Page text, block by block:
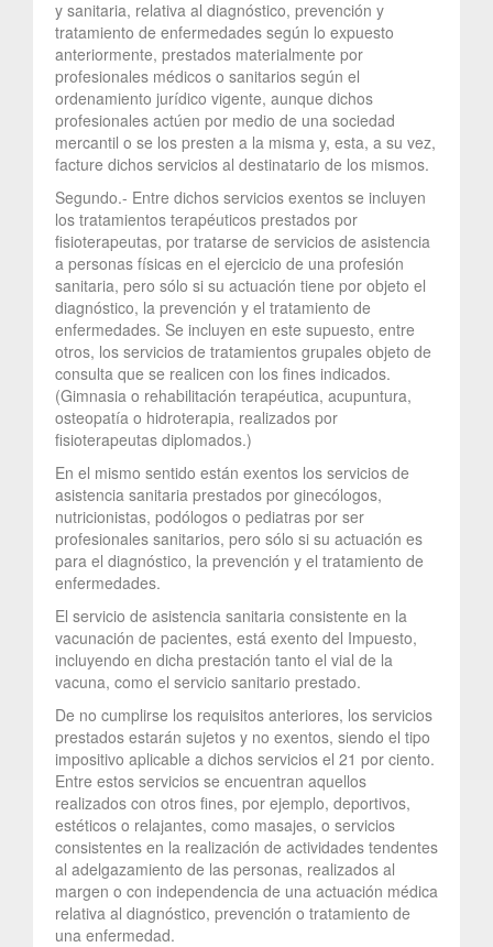
y sanitaria, relativa al diagnóstico, prevención y
tratamiento de enfermedades según lo expuesto
anteriormente, prestados materialmente por
profesionales médicos o sanitarios según el
ordenamiento jurídico vigente, aunque dichos
profesionales actúen por medio de una sociedad
mercantil o se los presten a la misma y, esta, a su vez,
facture dichos servicios al destinatario de los mismos.
Segundo.- Entre dichos servicios exentos se incluyen
los tratamientos terapéuticos prestados por
fisioterapeutas, por tratarse de servicios de asistencia
a personas físicas en el ejercicio de una profesión
sanitaria, pero sólo si su actuación tiene por objeto el
diagnóstico, la prevención y el tratamiento de
enfermedades. Se incluyen en este supuesto, entre
otros, los servicios de tratamientos grupales objeto de
consulta que se realicen con los fines indicados.
(Gimnasia o rehabilitación terapéutica, acupuntura,
osteopatía o hidroterapia, realizados por
fisioterapeutas diplomados.)
En el mismo sentido están exentos los servicios de
asistencia sanitaria prestados por ginecólogos,
nutricionistas, podólogos o pediatras por ser
profesionales sanitarios, pero sólo si su actuación es
para el diagnóstico, la prevención y el tratamiento de
enfermedades.
El servicio de asistencia sanitaria consistente en la
vacunación de pacientes, está exento del Impuesto,
incluyendo en dicha prestación tanto el vial de la
vacuna, como el servicio sanitario prestado.
De no cumplirse los requisitos anteriores, los servicios
prestados estarán sujetos y no exentos, siendo el tipo
impositivo aplicable a dichos servicios el 21 por ciento.
Entre estos servicios se encuentran aquellos
realizados con otros fines, por ejemplo, deportivos,
estéticos o relajantes, como masajes, o servicios
consistentes en la realización de actividades tendentes
al adelgazamiento de las personas, realizados al
margen o con independencia de una actuación médica
relativa al diagnóstico, prevención o tratamiento de
una enfermedad.